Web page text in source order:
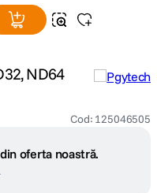
ND64
Cod: 125046505
oferta noastră.